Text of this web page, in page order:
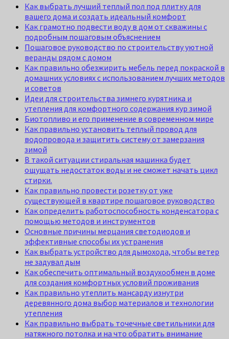
Как выбрать лучший теплый пол под плитку для
вашего дома и создать идеальный комфорт
Как грамотно подвести воду в дом от скважины с
подробным пошаговым объяснением
Пошаговое руководство по строительству уютной
веранды рядом с домом
Как правильно обезжирить мебель перед покраской в
домашних условиях с использованием лучших методов
и советов
Идеи для строительства зимнего курятника и
утепления для комфортного содержания кур зимой
Биотопливо и его применение в современном мире
Как правильно установить теплый провод для
водопровода и защитить систему от замерзания
зимой
В такой ситуации стиральная машинка будет
ощущать недостаток воды и не сможет начать цикл
стирки.
Как правильно провести розетку от уже
существующей в квартире пошаговое руководство
Как определить работоспособность конденсатора с
помощью методов и инструментов
Основные причины мерцания светодиодов и
эффективные способы их устранения
Как выбрать устройство для дымохода, чтобы ветер
не задувал дым
Как обеспечить оптимальный воздухообмен в доме
для создания комфортных условий проживания
Как правильно утеплить мансарду изнутри
деревянного дома выбор материалов и технологии
утепления
Как правильно выбрать точечные светильники для
натяжного потолка и на что обратить внимание